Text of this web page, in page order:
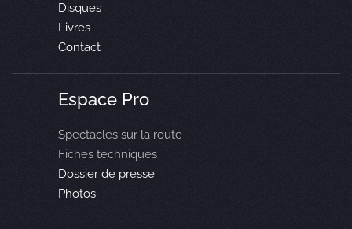
Disques
Livres
Contact
Espace Pro
Spectacles sur la route
Fiches techniques
Dossier de presse
Photos